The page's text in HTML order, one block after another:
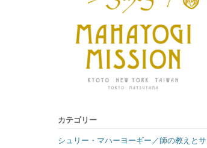
カテゴリー
シュリー・マハーヨーギー／師の教えとサ